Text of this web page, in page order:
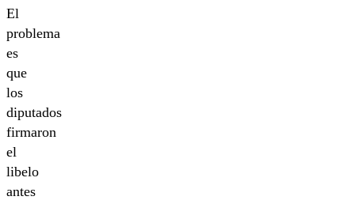
El
problema
es
que
los
diputados
firmaron
el
libelo
antes